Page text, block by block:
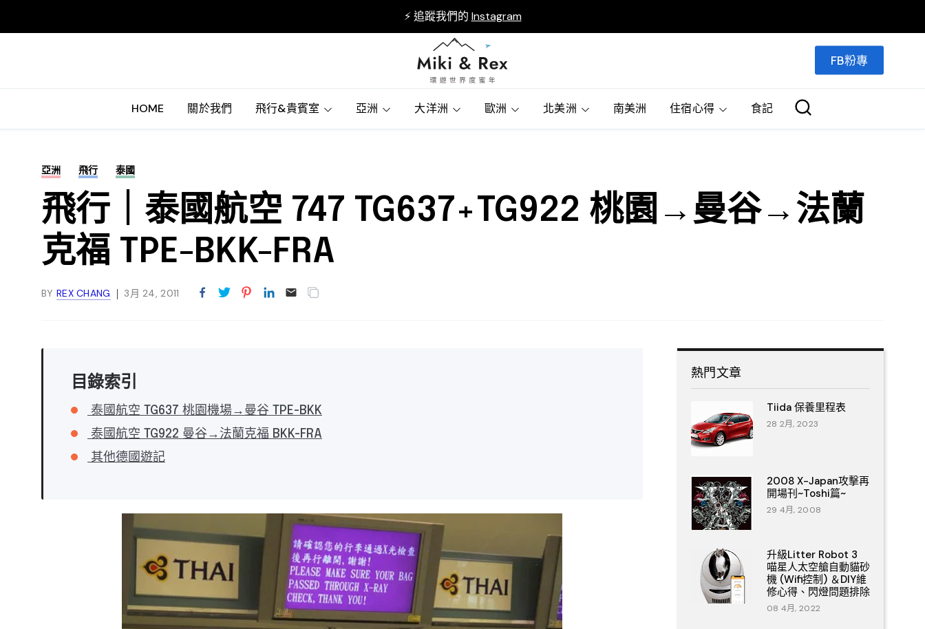
⚡ 追蹤我們的 Instagram
FB粉專
HOME 關於我們 飛行&貴賓室 亞洲 大洋洲 歐洲 北美洲 南美洲 住宿心得 食記
亞洲 飛行 泰國
飛行｜泰國航空 747 TG637+TG922 桃園→曼谷→法蘭
克福 TPE-BKK-FRA
BY REX CHANG 3月 24, 2011
目錄索引
泰國航空 TG637 桃園機場→曼谷 TPE-BKK
泰國航空 TG922 曼谷→法蘭克福 BKK-FRA
其他德國遊記
熱門文章
Tiida 保養里程表
28 2月, 2023
2008 X-Japan攻擊再
開場刊~Toshi篇~
29 4月, 2008
升級Litter Robot 3
喵星人太空艙自動貓砂
機 (Wifi控制) ＆DIY維
修心得、閃燈問題排除
08 4月, 2022